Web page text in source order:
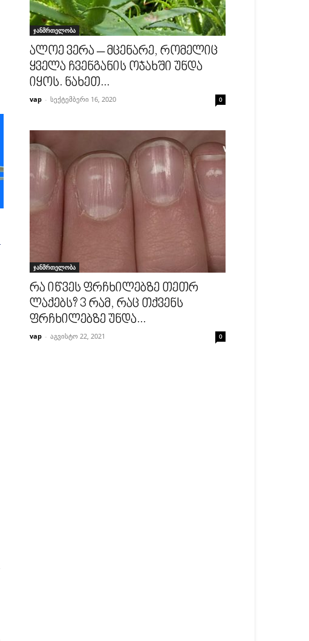
ჯანმრთელობა
ალოე ვერა – მცენარე, რომელიც
ყველა ჩვენგანის ოჯახში უნდა
იყოს. ნახეთ...
vap - სექტემბერი 16, 2020 0
ჯანმრთელობა
რა იწვეს ფრჩხილებზე თეთრ
ლაქებს? 3 რამ, რაც თქვენს
ფრჩხილებზე უნდა...
vap - აგვისტო 22, 2021 0